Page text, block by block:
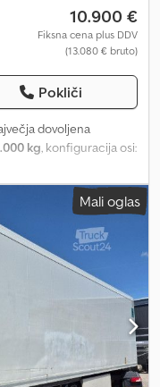
10.900 €
Fiksna cena plus DDV
(13.080 € bruto)
Pokliči
dovoljena
kg, konfiguracija osi:
(TÜV):
65/R22.5, Oprema:ABS,
| Nosilec rezervnega
vnosne napake in
Mali oglas